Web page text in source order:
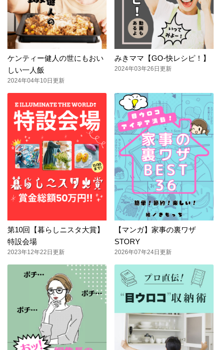
ケンティー健人の世にもおい
しい一人飯
2024年04年10日更新
みきママ【GO-快レシピ！】
2024年03年26日更新
第10回【暮らしニスタ大賞】
特設会場
2023年12年22日更新
【マンガ】家事の裏ワザ
STORY
2026年07年24日更新